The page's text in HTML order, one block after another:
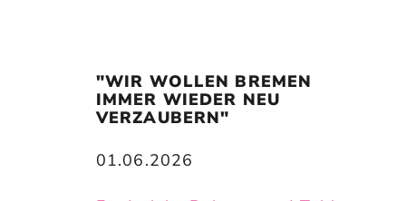
"WIR WOLLEN BREMEN
IMMER WIEDER NEU
VERZAUBERN"
01.06.2026